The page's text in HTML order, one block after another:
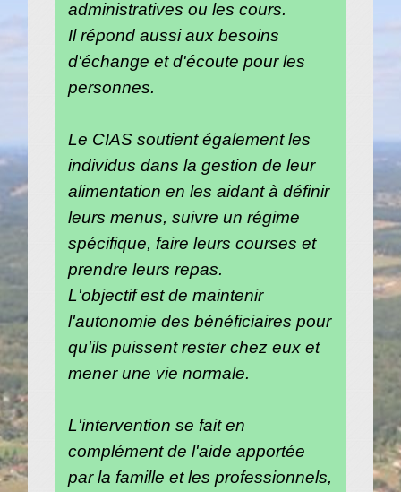
administratives ou les cours.
Il répond aussi aux besoins
d'échange et d'écoute pour les
personnes.
Le CIAS soutient également les
individus dans la gestion de leur
alimentation en les aidant à définir
leurs menus, suivre un régime
spécifique, faire leurs courses et
prendre leurs repas.
L'objectif est de maintenir
l'autonomie des bénéficiaires pour
qu'ils puissent rester chez eux et
mener une vie normale.
L'intervention se fait en
complément de l'aide apportée
par la famille et les professionnels,